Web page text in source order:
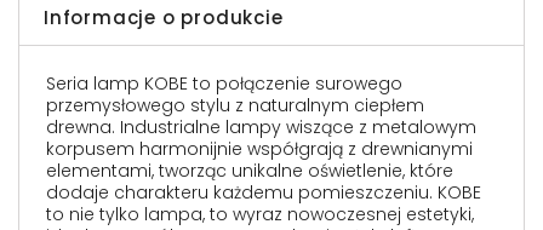
Informacje o produkcie
Seria lamp KOBE to połączenie surowego
przemysłowego stylu z naturalnym ciepłem
drewna. Industrialne lampy wiszące z metalowym
korpusem harmonijnie współgrają z drewnianymi
elementami, tworząc unikalne oświetlenie, które
dodaje charakteru każdemu pomieszczeniu. KOBE
to nie tylko lampa, to wyraz nowoczesnej estetyki,